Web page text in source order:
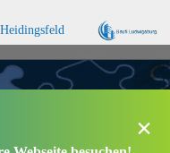
×